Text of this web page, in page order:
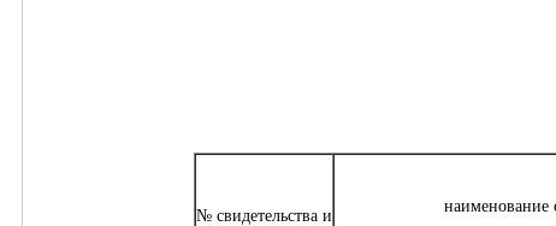
№ свидетельства и
наименование